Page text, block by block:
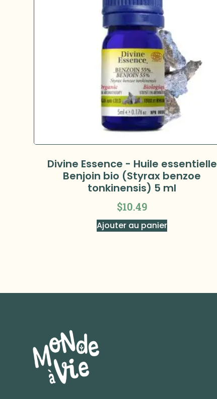
Divine Essence - Huile essentielle
Benjoin bio (Styrax benzoe
tonkinensis) 5 ml
$10.49
Ajouter au panier